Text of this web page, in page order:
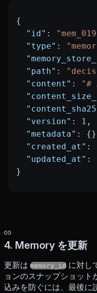
{
  "id"
:
  "type"
:
  "path"
:
  "content"
: "#
  "version"
: 1 ,
  "metadata"
:
  "created_at"
:
  "updated_at"
:
}
4. Memory を更新
更新は memory_id に対し
ョンのスナップショット
込みを防ぐには、最後に